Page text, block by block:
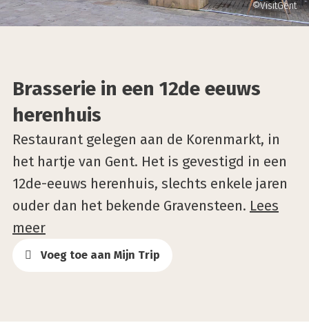
©VisitGent
Brasserie in een 12de eeuws
herenhuis
Restaurant gelegen aan de Korenmarkt, in
het hartje van Gent. Het is gevestigd in een
12de-eeuws herenhuis, slechts enkele jaren
ouder dan het bekende Gravensteen. Lees
meer
Voeg toe aan Mijn Trip